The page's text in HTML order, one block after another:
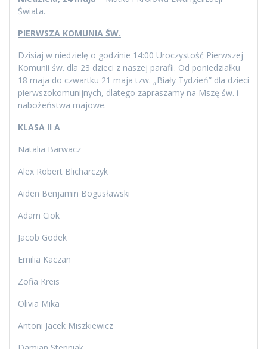
Świata.
PIERWSZA KOMUNIA ŚW.
Dzisiaj w niedzielę o godzinie 14:00 Uroczystość Pierwszej
Komunii św. dla 23 dzieci z naszej parafii. Od poniedziałku
18 maja do czwartku 21 maja tzw. „Biały Tydzień” dla dzieci
pierwszokomunijnych, dlatego zapraszamy na Mszę św. i
nabożeństwa majowe.
KLASA II A
Natalia Barwacz
Alex Robert Blicharczyk
Aiden Benjamin Bogusławski
Adam Ciok
Jacob Godek
Emilia Kaczan
Zofia Kreis
Olivia Mika
Antoni Jacek Miszkiewicz